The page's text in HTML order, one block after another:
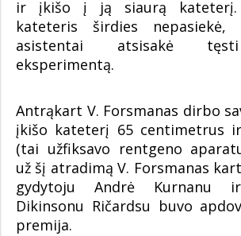
ir įkišo į ją siaurą kateterį.
kateteris širdies nepasiekė,
asistentai atsisakė
eksperimentą.
Antrąkart V. Forsmanas dirbo
įkišo kateterį 65 centimetrus
(tai užfiksavo rentgeno
už šį atradimą V. Forsmanas
gydytoju Andrė Kurnanu
Dikinsonu Ričardsu buvo
premija.